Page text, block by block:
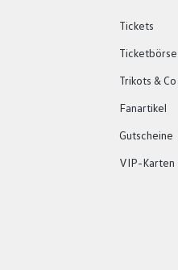
Tickets
Ticketbörse
Trikots & Co
Fanartikel
Gutscheine
VIP-Karten